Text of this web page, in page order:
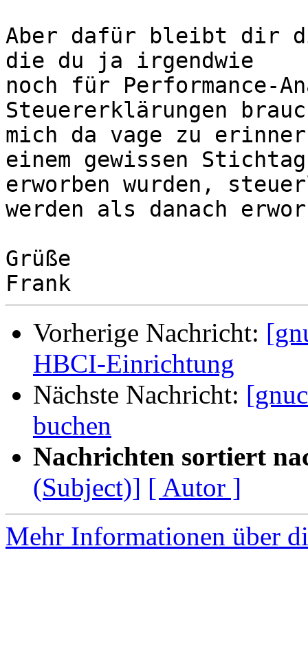
Aber dafür bleibt dir
die du ja irgendwie
noch für Performance-
Steuererklärungen
mich da vage zu
einem gewissen Stichtag
erworben wurden,
werden als danach
Grüße
Vorherige Nachricht:
HBCI-Einrichtung
Nächste Nachricht:
buchen
Nachrichten sortiert
(Subject)] [ Autor ]
Mehr Informationen über